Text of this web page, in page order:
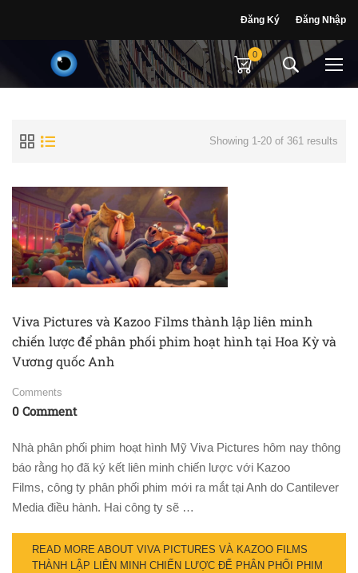
Đăng Ký Đăng Nhập
0
Showing 1-20 of 361 results
Viva Pictures và Kazoo Films thành lập liên minh
chiến lược để phân phối phim hoạt hình tại Hoa Kỳ và
Vương quốc Anh
Comments
0 Comment
Nhà phân phối phim hoạt hình Mỹ Viva Pictures hôm nay thông
báo rằng họ đã ký kết liên minh chiến lược với Kazoo
Films, công ty phân phối phim mới ra mắt tại Anh do Cantilever
Media điều hành. Hai công ty sẽ …
READ MORE ABOUT VIVA PICTURES VÀ KAZOO FILMS
THÀNH LẬP LIÊN MINH CHIẾN LƯỢC ĐỂ PHÂN PHỐI PHIM